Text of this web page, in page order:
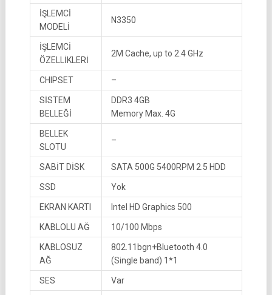
İŞLEMCİ
MODELİ
N3350
İŞLEMCİ
ÖZELLİKLERİ
2M Cache, up to 2.4 GHz
CHIPSET –
SİSTEM
BELLEĞİ
DDR3 4GB
Memory Max. 4G
BELLEK
SLOTU
–
SABİT DİSK SATA 500G 5400RPM 2.5 HDD
SSD Yok
EKRAN KARTI Intel HD Graphics 500
KABLOLU AĞ 10/100 Mbps
KABLOSUZ
AĞ
802.11bgn+Bluetooth 4.0
(Single band) 1*1
SES Var